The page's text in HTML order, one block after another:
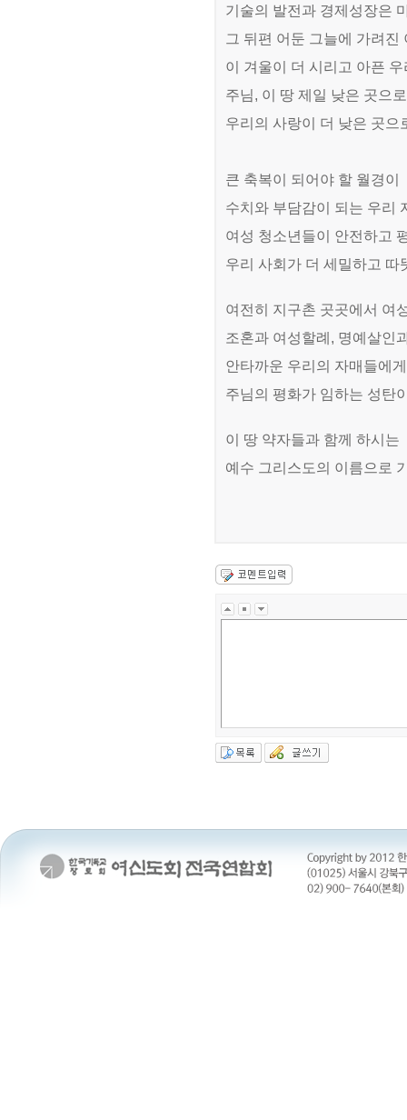
기술의 발전과 경제성장은
그 뒤편 어둔 그늘에 가려진
이 겨울이 더 시리고 아픈
주님, 이 땅 제일 낮은 곳으
우리의 사랑이 더 낮은 곳으
큰 축복이 되어야 할 월경이
수치와 부담감이 되는 우리
여성 청소년들이 안전하고
우리 사회가 더 세밀하고
여전히 지구촌 곳곳에서 여
조혼과 여성할례 , 명예살인
안타까운 우리의 자매들에
주님의 평화가 임하는 성탄
이 땅 약자들과 함께 하시는
예수 그리스도의 이름으로